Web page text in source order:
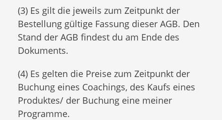
(3) Es gilt die jeweils zum Zeitpunkt der
Bestellung gültige Fassung dieser AGB. Den
Stand der AGB findest du am Ende des
Dokuments.
(4) Es gelten die Preise zum Zeitpunkt der
Buchung eines Coachings, des Kaufs eines
Produktes/ der Buchung eine meiner
Programme.